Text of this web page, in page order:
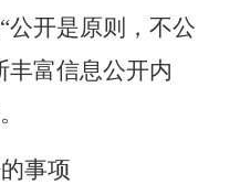
“公开是原则，不公
丰富信息公开内
。
事项